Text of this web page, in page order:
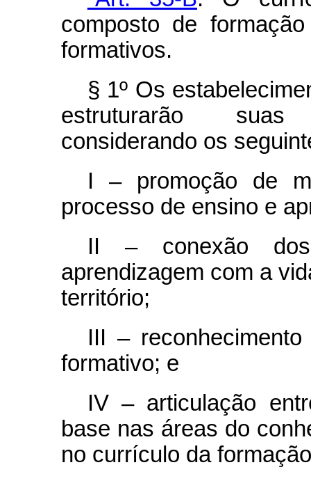
composto de
formativos.
§ 1º Os
estruturarão suas
considerando os
I – promoção de
processo de ensino e
II – conexão
aprendizagem com a
território;
III –
formativo; e
IV – articulação
base nas áreas do
no currículo da